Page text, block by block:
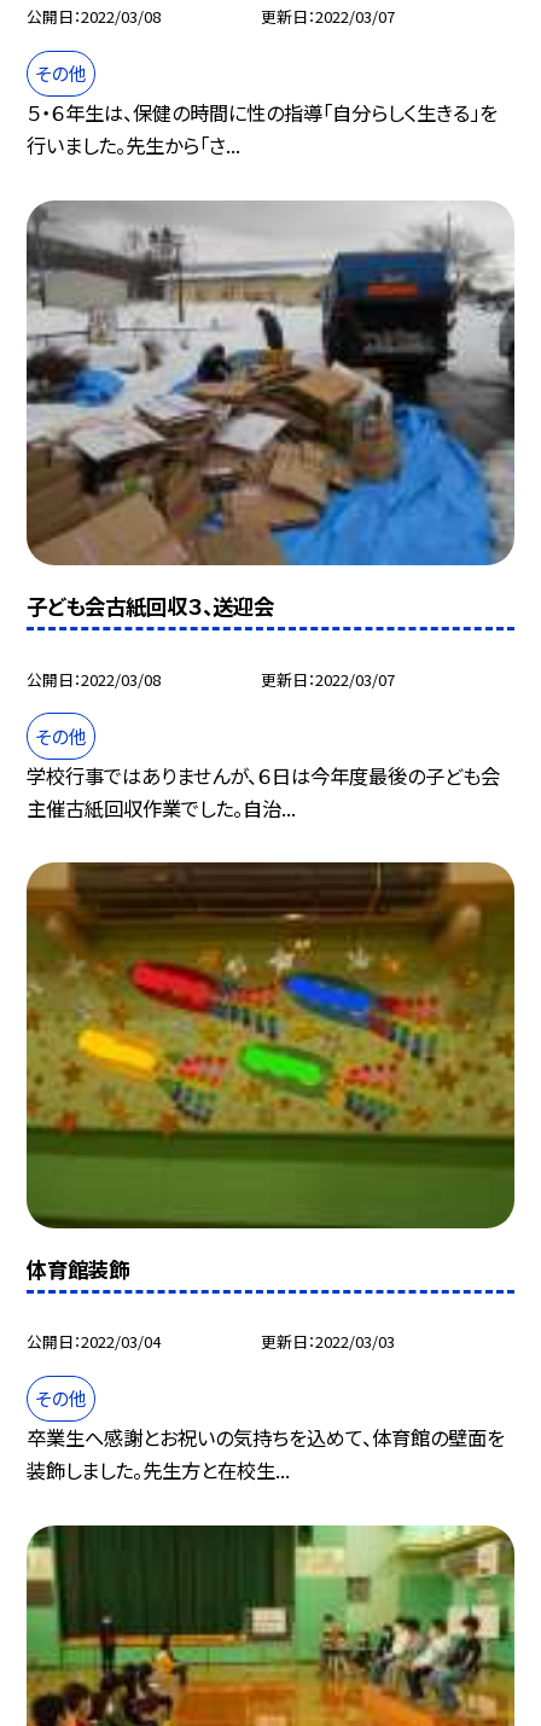
公開日 2022/03/08 更新日 2022/03/07
その他
５・６年生は、保健の時間に性の指導「自分らしく生きる」を
行いました。先生から「さ...
子ども会古紙回収３、送迎会
公開日 2022/03/08 更新日 2022/03/07
その他
学校行事ではありませんが、６日は今年度最後の子ども会
主催古紙回収作業でした。自治...
体育館装飾
公開日 2022/03/04 更新日 2022/03/03
その他
卒業生へ感謝とお祝いの気持ちを込めて、体育館の壁面を
装飾しました。先生方と在校生...